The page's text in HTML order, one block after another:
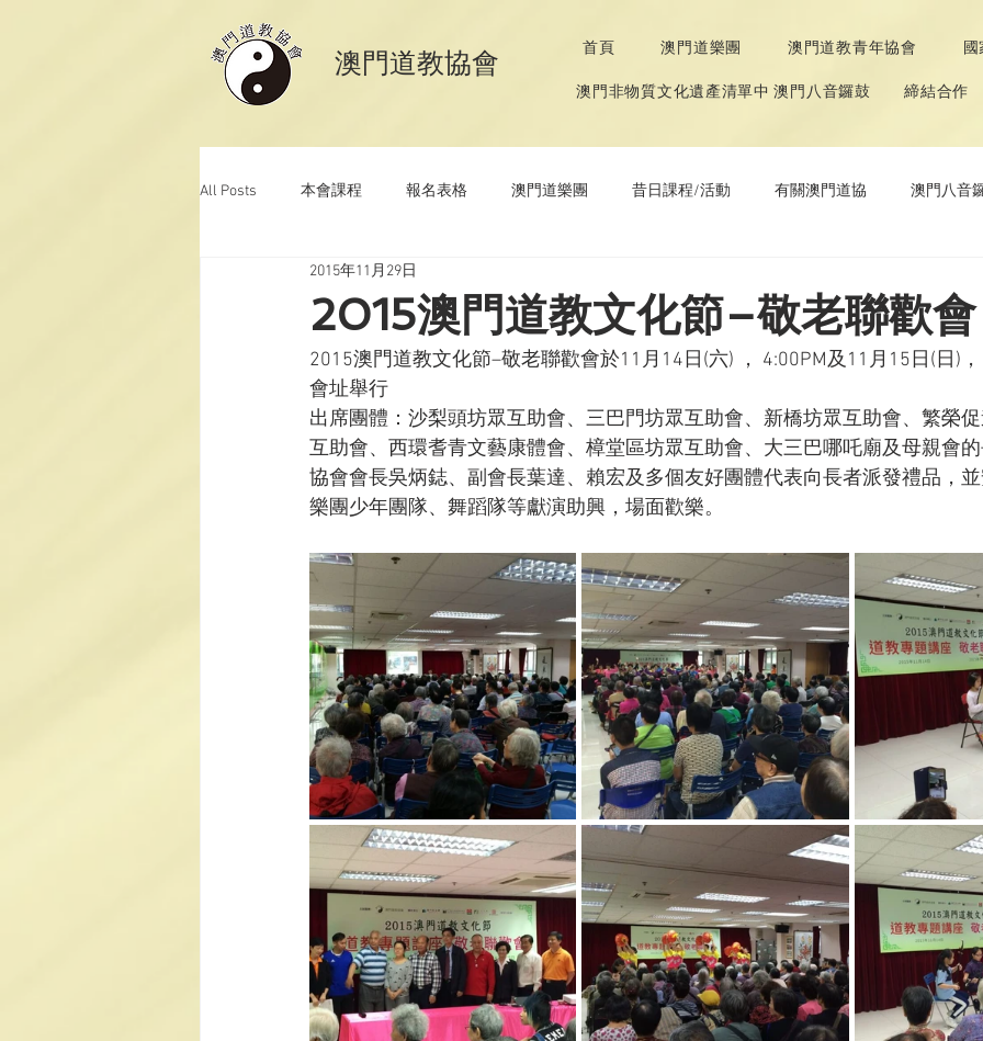
​澳門道教協會 首頁 澳門道樂團 澳門道教青年協會
澳門非物質文化遺產清單中 澳門八音鑼鼓 締結合作
All Posts 本會課程 報名表格 澳門道樂團 昔日課程/活動 有關澳門道協 澳門八音
澳門道教科儀音樂 澳門道教青年協會
2015澳門道教文化節–敬老聯歡會
2015年11月29日
2015澳門道教文化節–敬老聯歡會於11月14日(六) ， 4:00PM及11月15日(日)，
會址舉行
出席團體：沙梨頭坊眾互助會、三巴門坊眾互助會、新橋坊眾互助會、繁榮
互助會、西環耆青文藝康體會、樟堂區坊眾互助會、大三巴哪吒廟及母親會
協會會長吳炳鋕、副會長葉達、賴宏及多個友好團體代表向長者派發禮品，
樂團少年團隊、舞蹈隊等獻演助興，場面歡樂。